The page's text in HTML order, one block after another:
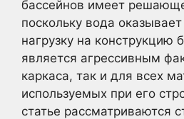
бассейнов имеет
поскольку вода
нагрузку на конструкцию
является агрессивным
каркаса, так и для всех
используемых при его
статье рассматриваются